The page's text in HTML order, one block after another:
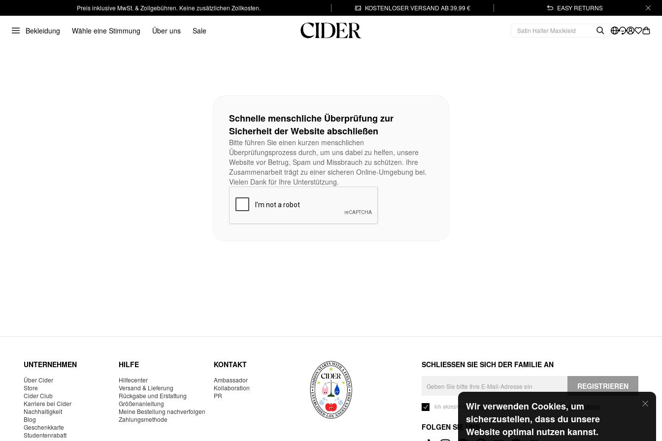
Preis inklusive MwSt. & Zollgebühren. Keine zusätzlichen Zollkosten. KOSTENLOSER VERSAND AB 39,99 € EASY RETURNS
Bekleidung Wähle eine Stimmung Über uns Sale
Wir verwenden Cookies, um
sicherzustellen, dass du unsere
Website optimal nutzen kannst.
Schnelle menschliche Überprüfung zur
Sicherheit der Website abschließen
Bitte führen Sie einen kurzen menschlichen
Überprüfungsprozess durch, um uns dabei zu helfen, unsere
Website vor Betrug, Spam und Missbrauch zu schützen. Ihre
Zusammenarbeit trägt zu einer sicheren Online-Umgebung bei.
Vielen Dank für Ihre Unterstützung.
UNTERNEHMEN
Über Cider
Store
Cider Club
Karriere bei Cider
Nachhaltigkeit
Blog
Geschenkkarte
Studentenrabatt
HILFE
Hilfecenter
Versand & Lieferung
Rückgabe und Erstattung
Größenanleitung
Meine Bestellung nachverfolgen
Zahlungsmethode
KONTAKT
Ambassador
Kollaboration
PR
SCHLIESSEN SIE SICH DER FAMILIE AN
REGISTRIEREN
Ich akzeptiere dieGeschäftsbedingungen und die Datenschutzerklärung
FOLGEN SIE UNS